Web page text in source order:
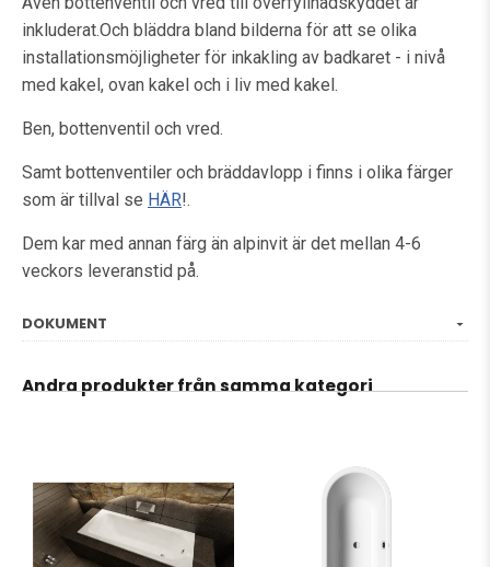
inkluderat.Och bläddra bland bilderna för att se olika
installationsmöjligheter för inkakling av badkaret - i nivå
med kakel, ovan kakel och i liv med kakel.
Ben, bottenventil och vred.
Samt bottenventiler och bräddavlopp i finns i olika färger
som är tillval se HÄR!.
Dem kar med annan färg än alpinvit är det mellan 4-6
veckors leveranstid på.
DOKUMENT
Andra produkter från samma kategori